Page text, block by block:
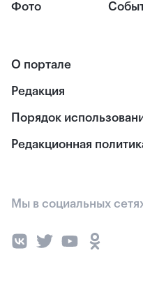
Фото
О портале
Редакция
Порядок
Редакционная
Мы в социальных